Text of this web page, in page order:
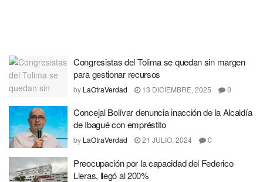
Congresistas del Tolima se quedan sin margen
para gestionar recursos
by LaOtraVerdad 13 DICIEMBRE, 2025 0
Concejal Bolívar denuncia inacción de la Alcaldía
de Ibagué con empréstito
by LaOtraVerdad 21 JULIO, 2024 0
Preocupación por la capacidad del Federico
Lleras, llegó al 200%